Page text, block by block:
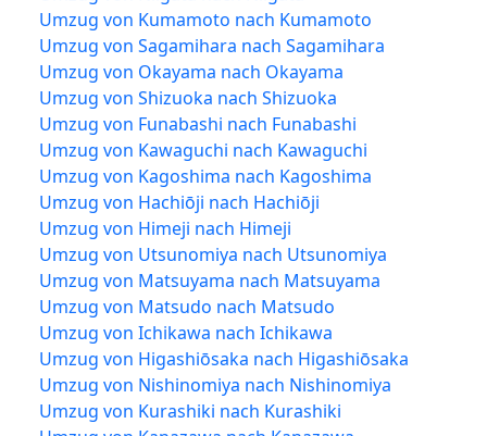
Umzug von Kumamoto nach Kumamoto
Umzug von Sagamihara nach Sagamihara
Umzug von Okayama nach Okayama
Umzug von Shizuoka nach Shizuoka
Umzug von Funabashi nach Funabashi
Umzug von Kawaguchi nach Kawaguchi
Umzug von Kagoshima nach Kagoshima
Umzug von Hachiōji nach Hachiōji
Umzug von Himeji nach Himeji
Umzug von Utsunomiya nach Utsunomiya
Umzug von Matsuyama nach Matsuyama
Umzug von Matsudo nach Matsudo
Umzug von Ichikawa nach Ichikawa
Umzug von Higashiōsaka nach Higashiōsaka
Umzug von Nishinomiya nach Nishinomiya
Umzug von Kurashiki nach Kurashiki